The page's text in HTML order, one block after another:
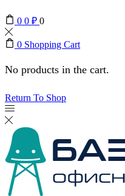
0 0 ₽ 0
0 Shopping Cart
No products in the cart.
Return To Shop